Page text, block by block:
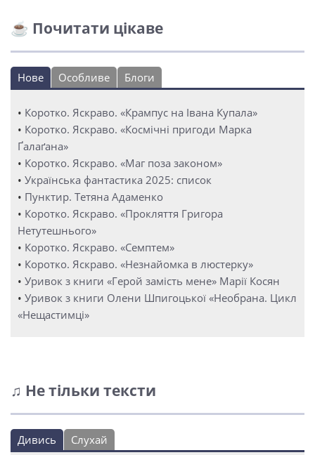
☕ Почитати цікаве
Нове Особливе Блоги
• Коротко. Яскраво. «Крампус на Івана Купала»
• Коротко. Яскраво. «Космічні пригоди Марка
Ґалаґана»
• Коротко. Яскраво. «Маг поза законом»
• Українська фантастика 2025: список
• Пунктир. Тетяна Адаменко
• Коротко. Яскраво. «Прокляття Григора
Нетутешнього»
• Коротко. Яскраво. «Семптем»
• Коротко. Яскраво. «Незнайомка в люстерку»
• Уривок з книги «Герой замість мене» Марії Косян
• Уривок з книги Олени Шпигоцької «Необрана. Цикл
«Нещастимці»
♫ Не тільки тексти
Дивись Слухай